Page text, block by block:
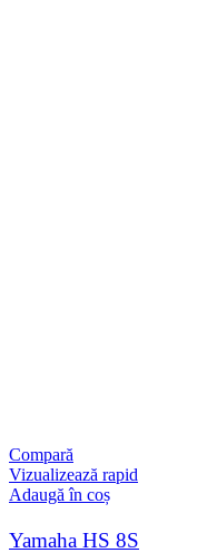
Compară
Vizualizează rapid
Adaugă în coș
Yamaha HS 8S